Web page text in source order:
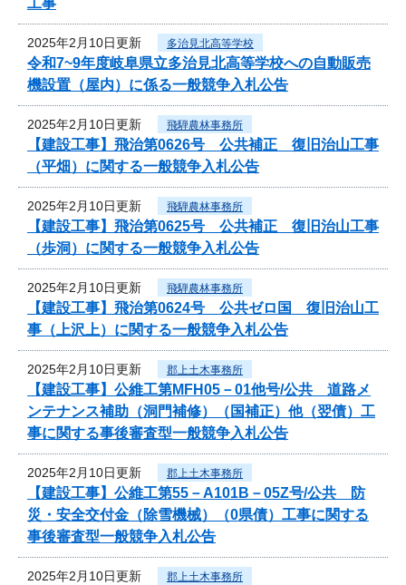
2025年2月10日更新 多治見北高等学校
令和7~9年度岐阜県立多治見北高等学校への自動販売
機設置（屋内）に係る一般競争入札公告
2025年2月10日更新 飛騨農林事務所
【建設工事】飛治第0626号 公共補正 復旧治山工事
（平畑）に関する一般競争入札公告
2025年2月10日更新 飛騨農林事務所
【建設工事】飛治第0625号 公共補正 復旧治山工事
（歩洞）に関する一般競争入札公告
2025年2月10日更新 飛騨農林事務所
【建設工事】飛治第0624号 公共ゼロ国 復旧治山工
事（上沢上）に関する一般競争入札公告
2025年2月10日更新 郡上土木事務所
【建設工事】公維工第MFH05－01他号/公共 道路メ
ンテナンス補助（洞門補修）（国補正）他（翌債）工
事に関する事後審査型一般競争入札公告
2025年2月10日更新 郡上土木事務所
【建設工事】公維工第55－A101B－05Z号/公共 防
災・安全交付金（除雪機械）（0県債）工事に関する
事後審査型一般競争入札公告
2025年2月10日更新 郡上土木事務所